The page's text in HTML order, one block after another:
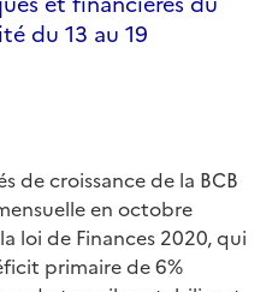
du 13 au 19
de croissance de la BCB
en octobre
loi de Finances 2020, qui
primaire de 6%